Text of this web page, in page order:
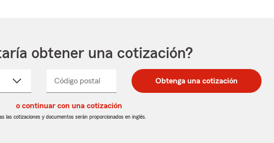
obtener una cotización?
Código postal
postal
de
postal
de
_____ Obtenga una cotización
o continuar con una cotización
las cotizaciones y documentos serán proporcionados en inglés.